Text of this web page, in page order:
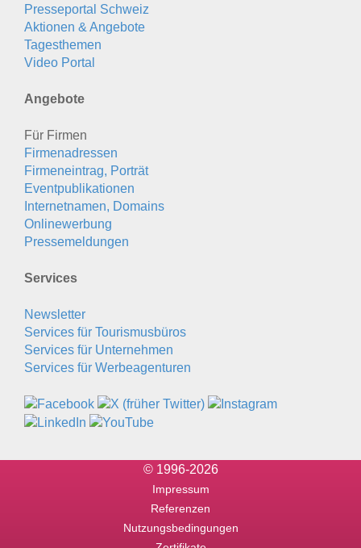
Presseportal Schweiz
Aktionen & Angebote
Tagesthemen
Video Portal
Angebote
Für Firmen
Firmenadressen
Firmeneintrag, Porträt
Eventpublikationen
Internetnamen, Domains
Onlinewerbung
Pressemeldungen
Services
Newsletter
Services für Tourismusbüros
Services für Unternehmen
Services für Werbeagenturen
© 1996-2026
Impressum
Referenzen
Nutzungsbedingungen